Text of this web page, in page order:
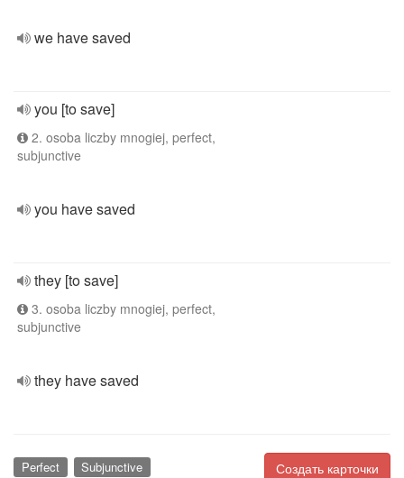
we have saved
you [to save]
2. osoba liczby mnogiej, perfect,
subjunctive
you have saved
they [to save]
3. osoba liczby mnogiej, perfect,
subjunctive
they have saved
Создать карточки
Perfect Subjunctive